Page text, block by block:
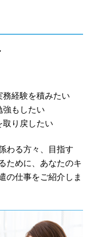
経験を積みたい
強もしたい
取り戻したい
わる方々、目指す
ために、あなたのキ
の仕事をご紹介しま